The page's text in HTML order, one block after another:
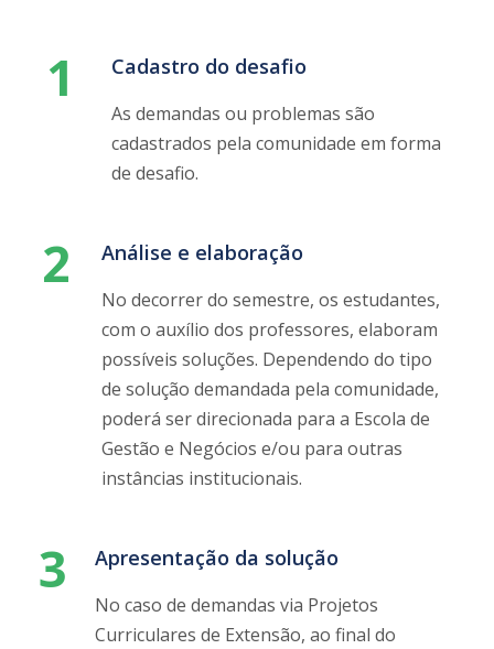
possíveis soluções. Dependendo do tipo
poderá ser direcionada para a Escola de
Gestão e Negócios e/ou para outras
instâncias institucionais.
3 Apresentação da solução
No caso de demandas via Projetos
Curriculares de Extensão, ao final do
semestre, as possíveis soluções serão
apresentadas ao demandante. Em caso de
demandas que exijam soluções de outras
instâncias institucionais, será feito o
encaminhamento das demandas à área
colaboração com os proponentes do
problema).